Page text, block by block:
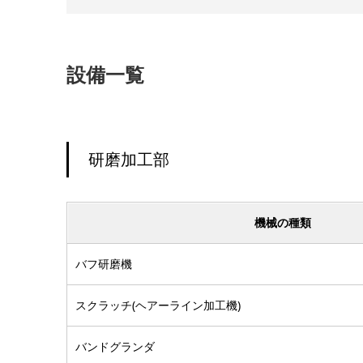
設備一覧
研磨加工部
機械の種類
バフ研磨機
スクラッチ(ヘアーライン加工機)
バンドグランダ